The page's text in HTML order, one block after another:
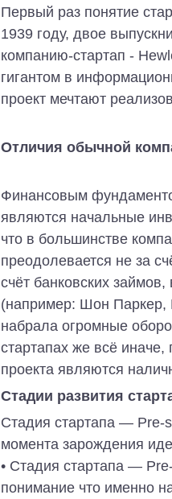
Первый раз понятие
1939 году, двое
компанию-стартап -
гигантом в
проект мечтают
Отличия обычной
Финансовым
являются начальные
что в большинстве
преодолевается не за
счёт банковских
(например: Шон Паркер,
набрала огромные
стартапах же всё
проекта являются
Стадии развития
Стадия стартапа — Pre-
момента зарождения
• Стадия стартапа —
понимание что именно